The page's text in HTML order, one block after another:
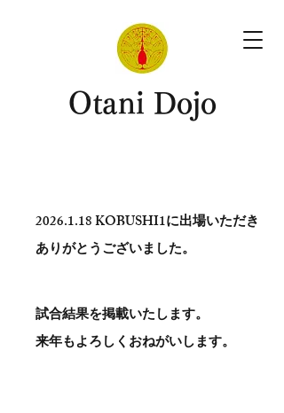
​Otani Dojo
2026.1.18KOBUSHI1に出場いただき
ありがとう​ございました。
試合結果を掲載いたします。
​来年もよろしくおねがいします。